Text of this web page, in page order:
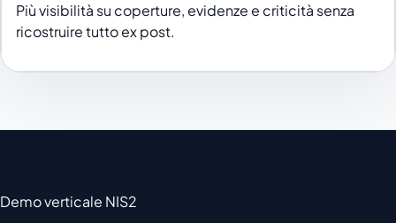
Più visibilità su coperture, evidenze e criticità senza
ricostruire tutto ex post.
Demo verticale NIS2